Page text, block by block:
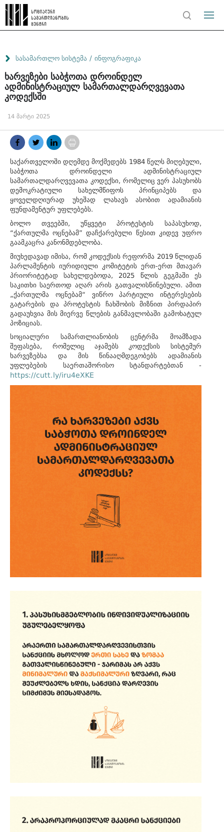
სასამართლო სისტემა /ინფოგრაფიკა
ხარვეზები საბჭოთა დროინდელ
ადმინისტრაციულ სამართალდარღვევათა
კოდექსში
14 მარტი 2025
საქართველოში დღემდე მოქმედებს 1984 წელს მიღებული,
საბჭოთა დროინდელი ადმინისტრაციულ
სამართალდარღვევათა კოდექსი, რომელიც ვერ პასუხობს
დემოკრატიული სახელმწიფოს პრინციპებს და
ყოველდღიურად უხეშად ლახავს ასობით ადამიანის
ფუნდამენტურ უფლებებს.
ბოლო თვეებში, უწყვეტი პროტესტის საპასუხოდ,
“ქართულმა ოცნებამ” დაჩქარებული წესით კიდევ უფრო
გაამკაცრა კანონმდებლობა.
მიუხედავად იმისა, რომ კოდექსის რეფორმა 2019 წლიდან
პარლამენტის იურიდიული კომიტეტის ერთ-ერთ მთავარ
პრიორიტეტად სახელდებოდა, 2025 წლის გეგმაში ეს
საკითხი საერთოდ აღარ არის გათვალისწინებული. ამით
„ქართულმა ოცნებამ“ ვიწრო პარტიული ინტერესების
გატარების და პროტესტის ჩახშობის მიზნით პირდაპირ
გადაუხვია მის მიერვე წლების განმავლობაში გამოხატულ
პოზიციას.
სოციალური სამართლიანობის ცენტრმა მოამზადა
შეფასება, რომელიც აჯამებს კოდექსის სისტემურ
ხარვეზებსა და მის წინააღმდეგობებს ადამიანის
უფლებების საერთაშორისო სტანდარტებთან -
https://cutt.ly/iru4eXKE